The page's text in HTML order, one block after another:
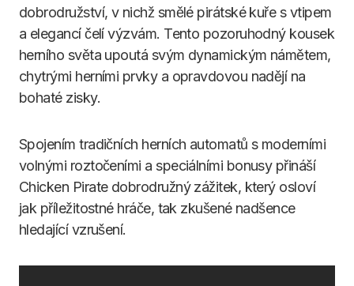
dobrodružství, v nichž smělé pirátské kuře s vtipem
a elegancí čelí výzvám. Tento pozoruhodný kousek
herního světa upoutá svým dynamickým námětem,
chytrými herními prvky a opravdovou nadějí na
bohaté zisky.
Spojením tradičních herních automatů s moderními
volnými roztočeními a speciálními bonusy přináší
Chicken Pirate dobrodružný zážitek, který osloví
jak příležitostné hráče, tak zkušené nadšence
hledající vzrušení.